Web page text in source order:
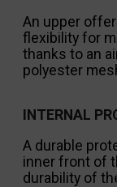
An upper
flexibility for
thanks to an
polyester
INTERNAL
A durable
inner front of
durability of